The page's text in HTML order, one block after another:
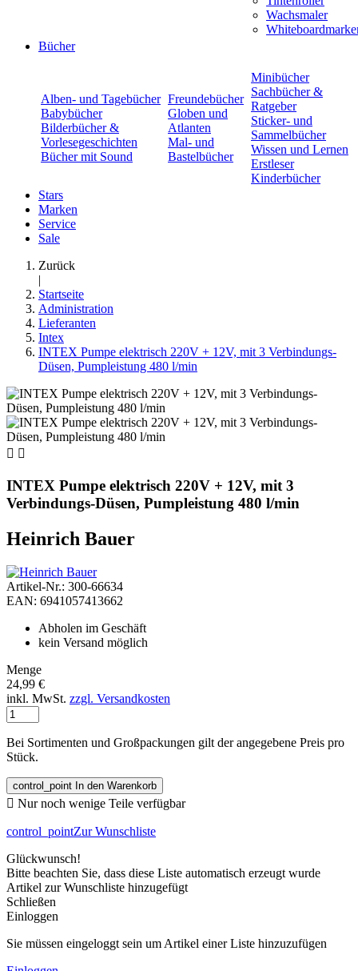
Wachsmaler
Bücher
Alben- und Tagebücher
Babybücher
Bilderbücher &
Vorlesegeschichten
Bücher mit Sound
Freundebücher
Globen und
Atlanten
Mal- und
Bastelbücher
Minibücher
Sachbücher &
Ratgeber
Sticker- und
Sammelbücher
Wissen und Lernen
Erstleser
Kinderbücher
Stars
Marken
Service
Sale
Zurück
|
Startseite
Administration
Lieferanten
Intex
INTEX Pumpe elektrisch 220V + 12V, mit 3 Verbindungs-
Düsen, Pumpleistung 480 l/min
 
INTEX Pumpe elektrisch 220V + 12V, mit 3
Verbindungs-Düsen, Pumpleistung 480 l/min
Heinrich Bauer
Artikel-Nr.: 300-66634
EAN: 6941057413662
Abholen im Geschäft
kein Versand möglich
Menge
24,99 €
inkl. MwSt. zzgl. Versandkosten
Bei Sortimenten und Großpackungen gilt der angegebene Preis pro
Stück.
control_point In den Warenkorb
 Nur noch wenige Teile verfügbar
control_pointZur Wunschliste
Glückwunsch!
Bitte beachten Sie, dass diese Liste automatisch erzeugt wurde
Artikel zur Wunschliste hinzugefügt
Schließen
Einloggen
Sie müssen eingeloggt sein um Artikel einer Liste hinzuzufügen